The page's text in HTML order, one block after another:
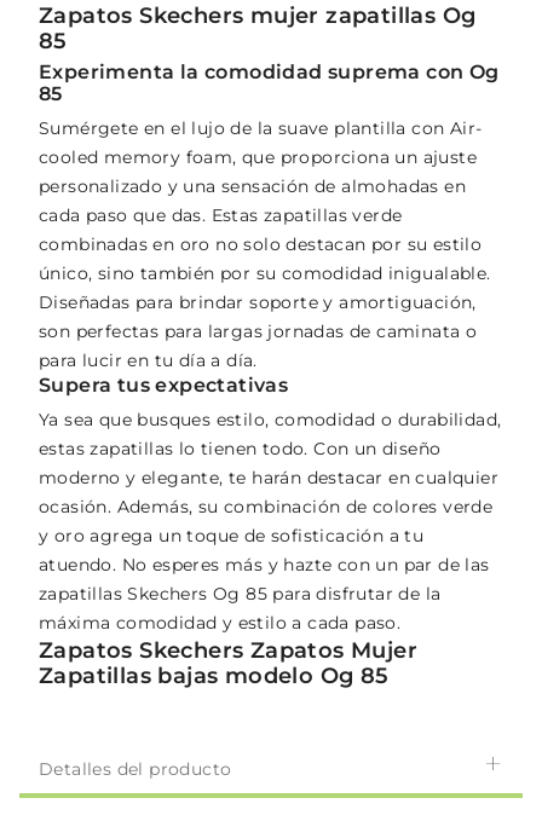
Zapatos Skechers mujer zapatillas Og
85
Experimenta la comodidad suprema con Og
85
Sumérgete en el lujo de la suave plantilla con Air-
cooled memory foam, que proporciona un ajuste
personalizado y una sensación de almohadas en
cada paso que das. Estas zapatillas verde
combinadas en oro no solo destacan por su estilo
único, sino también por su comodidad inigualable.
Diseñadas para brindar soporte y amortiguación,
son perfectas para largas jornadas de caminata o
para lucir en tu día a día.
Supera tus expectativas
Ya sea que busques estilo, comodidad o durabilidad,
estas zapatillas lo tienen todo. Con un diseño
moderno y elegante, te harán destacar en cualquier
ocasión. Además, su combinación de colores verde
y oro agrega un toque de sofisticación a tu
atuendo. No esperes más y hazte con un par de las
zapatillas Skechers Og 85 para disfrutar de la
máxima comodidad y estilo a cada paso.
Zapatos Skechers Zapatos Mujer
Zapatillas bajas modelo Og 85
Detalles del producto